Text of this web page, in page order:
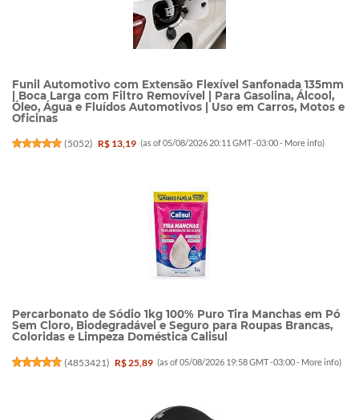
Funil Automotivo com Extensão Flexível Sanfonada 135mm
| Boca Larga com Filtro Removível | Para Gasolina, Álcool,
Óleo, Água e Fluídos Automotivos | Uso em Carros, Motos e
Oficinas
(5052) R$ 13,19 (as of 05/08/2026 20:11 GMT -03:00 - More info)
Percarbonato de Sódio 1kg 100% Puro Tira Manchas em Pó
Sem Cloro, Biodegradável e Seguro para Roupas Brancas,
Coloridas e Limpeza Doméstica Calisul
(4853421) R$ 25,89 (as of 05/08/2026 19:58 GMT -03:00 - More info)